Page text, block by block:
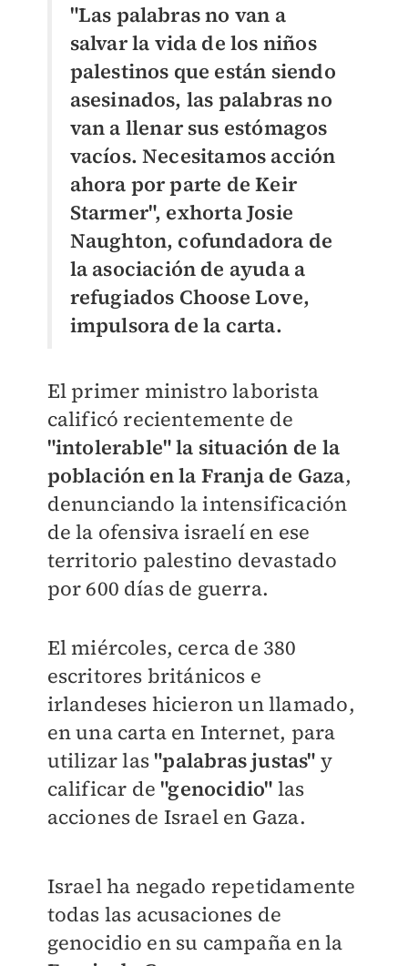
"Las palabras no van a
salvar la vida de los niños
palestinos que están siendo
asesinados, las palabras no
van a llenar sus estómagos
vacíos. Necesitamos acción
ahora por parte de Keir
Starmer", exhorta Josie
Naughton, cofundadora de
la asociación de ayuda a
refugiados Choose Love,
impulsora de la carta.
El primer ministro laborista
calificó recientemente de
"intolerable" la situación de la
población en la Franja de Gaza,
denunciando la intensificación
de la ofensiva israelí en ese
territorio palestino devastado
por 600 días de guerra.
El miércoles, cerca de 380
escritores británicos e
irlandeses hicieron un llamado,
en una carta en Internet, para
utilizar las"palabras justas" y
calificar de"genocidio" las
acciones de Israel en Gaza.
Israel ha negado repetidamente
todas las acusaciones de
genocidio en su campaña en la